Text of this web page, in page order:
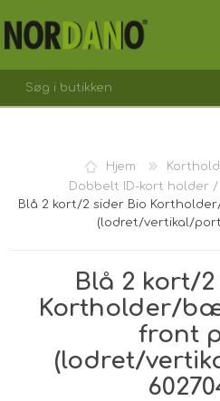
OPRET DIG SOM KUNDE
Hjem
Dobbelt ID-kort holder
Blå 2 kort/2 sider Bio
(lodret/vertikal/
Blå 2 kort/
Kortholder/
front
(lodret/